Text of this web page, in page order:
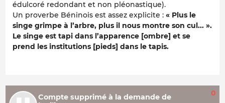
édulcoré redondant et non pléonastique).
Un proverbe Béninois est assez explicite : « Plus le
singe grimpe à l’arbre, plus il nous montre son cul... ».
Le singe est tapi dans l’apparence [ombre] et se
prend les institutions [pieds] dans le tapis.
Compte supprimé à la demande de
0